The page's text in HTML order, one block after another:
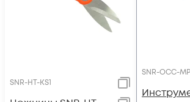
SNR-HT-KS1
SNR-OCC-